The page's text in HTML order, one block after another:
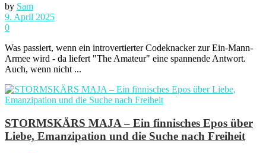
by Sam
9. April 2025
0
Was passiert, wenn ein introvertierter Codeknacker zur Ein-Mann-
Armee wird - da liefert "The Amateur" eine spannende Antwort.
Auch, wenn nicht ...
STORMSKÄRS MAJA – Ein finnisches Epos über
Liebe, Emanzipation und die Suche nach Freiheit